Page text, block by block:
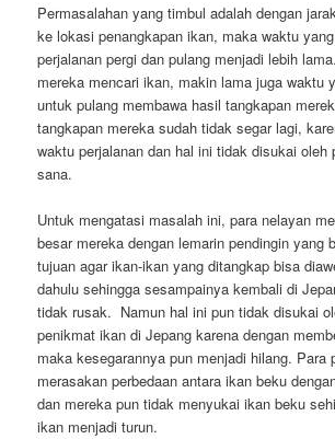
Permasalahan yang timbul adalah dengan
ke lokasi penangkapan ikan, maka waktu
perjalanan pergi dan pulang menjadi lebih
mereka mencari ikan, makin lama juga waktu
untuk pulang membawa hasil tangkapan
tangkapan mereka sudah tidak segar lagi,
waktu perjalanan dan hal ini tidak disukai oleh
sana.
Untuk mengatasi masalah ini, para nelayan
besar mereka dengan lemarin pendingin yang
tujuan agar ikan-ikan yang ditangkap bisa
dahulu sehingga sesampainya kembali di
tidak rusak. Namun hal ini pun tidak disukai
penikmat ikan di Jepang karena dengan
maka kesegarannya pun menjadi hilang. Para
merasakan perbedaan antara ikan beku
dan mereka pun tidak menyukai ikan beku
ikan menjadi turun.